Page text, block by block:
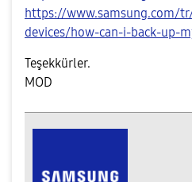
https://www.samsung.com/
devices/how-can-i-back-up-
Teşekkürler.
MOD